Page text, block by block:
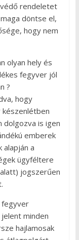
rendeletet
döntse el,
hogy nem
olyan hely és
fegyver jól
?
hogy
készenlétben
is igen
emberek
alapján a
ügyféltere
jogszerűen
fegyver
minden
hajlamosak